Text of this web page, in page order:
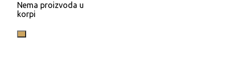
Nema proizvoda u
korpi